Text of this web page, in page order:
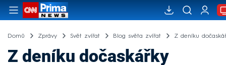
Domů Zprávy Svět zvířat Blog světa zvířat Z deníku
Z deníku dočaskářky